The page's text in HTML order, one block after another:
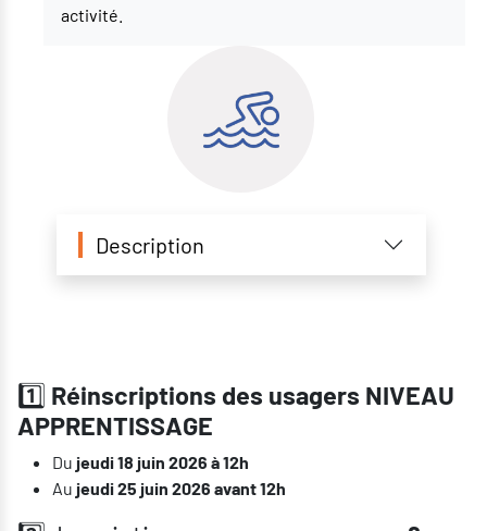
Description
activité.
1️⃣ Réinscriptions des usagers NIVEAU
APPRENTISSAGE
Du jeudi 18 juin 2026 à 12h
Au jeudi 25 juin 2026 avant 12h